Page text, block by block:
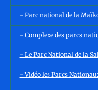
- Parc national de la
- Complexe des parcs
- Le Parc National de la
- Vidéo les Parcs